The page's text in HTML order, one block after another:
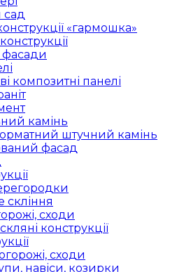
«гармошка»
фасади
композитні панелі
камінь
штучний камінь
фасад
скління
сходи
конструкції
сходи
навіси, козирки